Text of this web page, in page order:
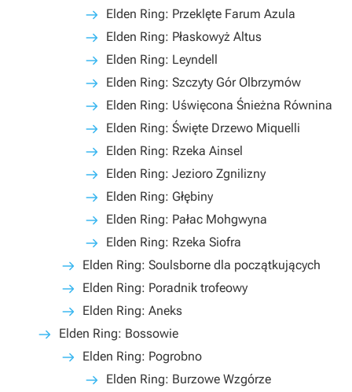
Elden Ring: Przeklęte Farum Azula
Elden Ring: Płaskowyż Altus
Elden Ring: Leyndell
Elden Ring: Szczyty Gór Olbrzymów
Elden Ring: Uświęcona Śnieżna Równina
Elden Ring: Święte Drzewo Miquelli
Elden Ring: Rzeka Ainsel
Elden Ring: Jezioro Zgnilizny
Elden Ring: Głębiny
Elden Ring: Pałac Mohgwyna
Elden Ring: Rzeka Siofra
Elden Ring: Soulsborne dla początkujących
Elden Ring: Poradnik trofeowy
Elden Ring: Aneks
Elden Ring: Bossowie
Elden Ring: Pogrobno
Elden Ring: Burzowe Wzgórze